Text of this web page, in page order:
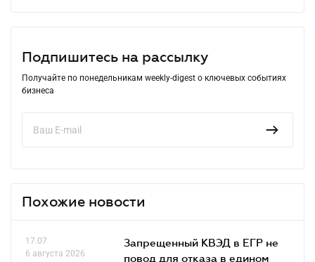
Подпишитесь на рассылку
Получайте по понедельникам weekly-digest о ключевых событиях
бизнеса
Похожие новости
17.07
6 августа 2026
Запрещенный КВЭД в ЕГР не
повод для отказа в едином